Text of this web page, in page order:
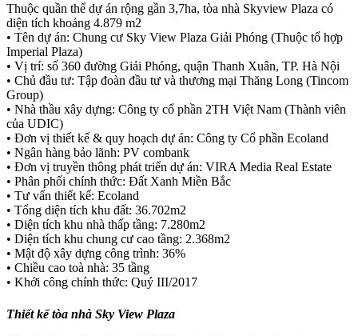
Thuộc quần thể dự án rộng gần 3,7ha, tòa nhà Skyview Plaza có
diện tích khoảng 4.879 m2
• Tên dự án: Chung cư Sky View Plaza Giải Phóng (Thuộc tổ hợp
Imperial Plaza)
• Vị trí: số 360 đường Giải Phóng, quận Thanh Xuân, TP. Hà Nội
• Chủ đầu tư: Tập đoàn đầu tư và thương mại Thăng Long (Tincom
Group)
• Nhà thầu xây dựng: Công ty cổ phần 2TH Việt Nam (Thành viên
của UDIC)
• Đơn vị thiết kế & quy hoạch dự án: Công ty Cổ phần Ecoland
• Ngân hàng bảo lãnh: PV combank
• Đơn vị truyền thông phát triển dự án: VIRA Media Real Estate
• Phân phối chính thức: Đất Xanh Miền Bắc
• Tư vấn thiết kế: Ecoland
• Tổng diện tích khu đất: 36.702m2
• Diện tích khu nhà thấp tầng: 7.280m2
• Diện tích khu chung cư cao tầng: 2.368m2
• Mật độ xây dựng công trình: 36%
• Chiều cao toà nhà: 35 tầng
• Khởi công chính thức: Quý III/2017
Thiết kế tòa nhà Sky View Plaza